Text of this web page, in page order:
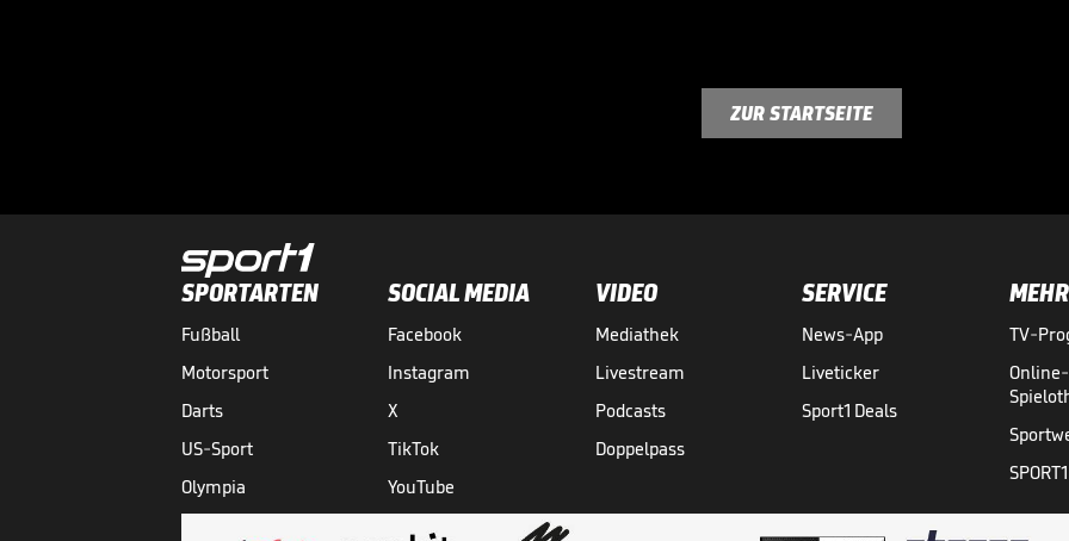
ZUR STARTSEITE
SPORTARTEN
Fußball
Motorsport
Darts
US-Sport
Olympia
SOCIAL MEDIA
Facebook
Instagram
X
TikTok
YouTube
VIDEO
Mediathek
Livestream
Podcasts
Doppelpass
SERVICE
News-App
Liveticker
Sport1 Deals
MEHR
TV-